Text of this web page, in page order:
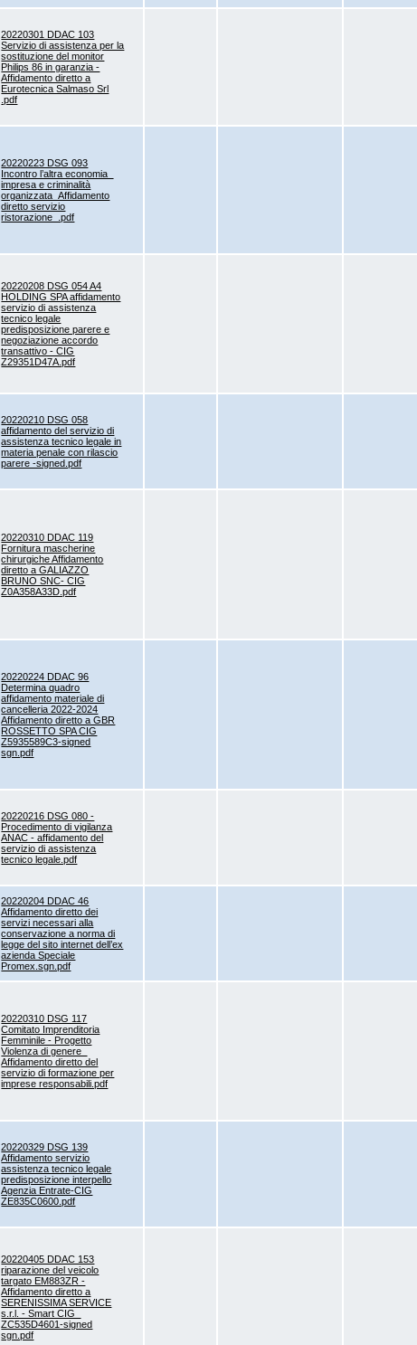
20220301 DDAC 103
Servizio di assistenza per la
sostituzione del monitor
Philips 86 in garanzia -
Affidamento diretto a
Eurotecnica Salmaso Srl
.pdf
20220223 DSG 093
Incontro l’altra economia_
impresa e criminalità
organizzata_Affidamento
diretto servizio
ristorazione_.pdf
20220208 DSG 054 A4
HOLDING SPA affidamento
servizio di assistenza
tecnico legale
predisposizione parere e
negoziazione accordo
transattivo - CIG
Z29351D47A.pdf
20220210 DSG 058
affidamento del servizio di
assistenza tecnico legale in
materia penale con rilascio
parere -signed.pdf
20220310 DDAC 119
Fornitura mascherine
chirurgiche Affidamento
diretto a GALIAZZO
BRUNO SNC- CIG
Z0A358A33D.pdf
20220224 DDAC 96
Determina quadro
affidamento materiale di
cancelleria 2022-2024
Affidamento diretto a GBR
ROSSETTO SPA CIG
Z5935589C3-signed
sgn.pdf
20220216 DSG 080 -
Procedimento di vigilanza
ANAC - affidamento del
servizio di assistenza
tecnico legale.pdf
20220204 DDAC 46
Affidamento diretto dei
servizi necessari alla
conservazione a norma di
legge del sito internet dell’ex
azienda Speciale
Promex.sgn.pdf
20220310 DSG 117
Comitato Imprenditoria
Femminile - Progetto
Violenza di genere_
Affidamento diretto del
servizio di formazione per
imprese responsabili.pdf
20220329 DSG 139
Affidamento servizio
assistenza tecnico legale
predisposizione interpello
Agenzia Entrate-CIG
ZE835C0600.pdf
20220405 DDAC 153
riparazione del veicolo
targato EM883ZR -
Affidamento diretto a
SERENISSIMA SERVICE
s.r.l. - Smart CIG_
ZC535D4601-signed
sgn.pdf